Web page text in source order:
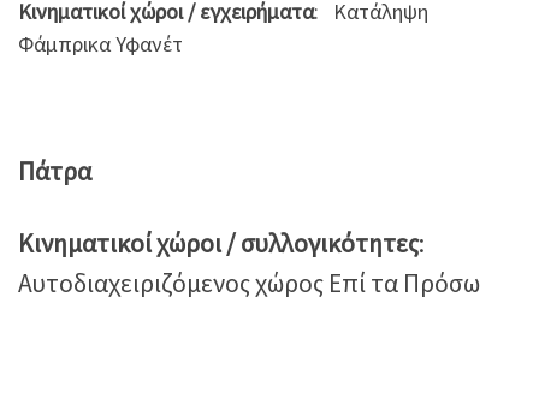
Κινηματικοί χώροι / εγχειρήματα: Κατάληψη
Φάμπρικα Υφανέτ
Πάτρα
Κινηματικοί χώροι / συλλογικότητες:
Αυτοδιαχειριζόμενος χώρος Επί τα Πρόσω